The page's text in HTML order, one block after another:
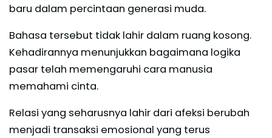
baru dalam percintaan generasi muda.
Bahasa tersebut tidak lahir dalam ruang kosong.
Kehadirannya menunjukkan bagaimana logika
pasar telah memengaruhi cara manusia
memahami cinta.
Relasi yang seharusnya lahir dari afeksi berubah
menjadi transaksi emosional yang terus